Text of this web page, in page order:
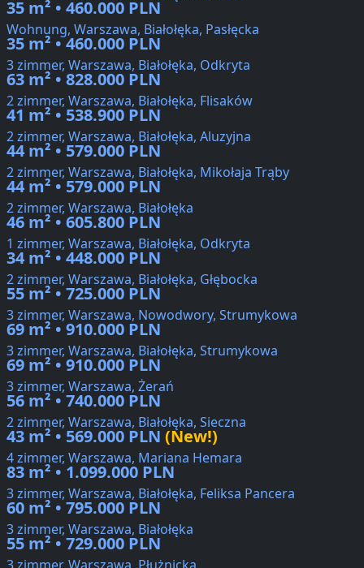
35 m² • 460.000 PLN
Wohnung, Warszawa, Białołęka, Pasłęcka
35 m² • 460.000 PLN
3 zimmer, Warszawa, Białołęka, Odkryta
63 m² • 828.000 PLN
2 zimmer, Warszawa, Białołęka, Flisaków
41 m² • 538.900 PLN
2 zimmer, Warszawa, Białołęka, Aluzyjna
44 m² • 579.000 PLN
2 zimmer, Warszawa, Białołęka, Mikołaja Trąby
44 m² • 579.000 PLN
2 zimmer, Warszawa, Białołęka
46 m² • 605.800 PLN
1 zimmer, Warszawa, Białołęka, Odkryta
34 m² • 448.000 PLN
2 zimmer, Warszawa, Białołęka, Głębocka
55 m² • 725.000 PLN
3 zimmer, Warszawa, Nowodwory, Strumykowa
69 m² • 910.000 PLN
3 zimmer, Warszawa, Białołęka, Strumykowa
69 m² • 910.000 PLN
3 zimmer, Warszawa, Żerań
56 m² • 740.000 PLN
2 zimmer, Warszawa, Białołęka, Sieczna
43 m² • 569.000 PLN (New!)
4 zimmer, Warszawa, Mariana Hemara
83 m² • 1.099.000 PLN
3 zimmer, Warszawa, Białołęka, Feliksa Pancera
60 m² • 795.000 PLN
3 zimmer, Warszawa, Białołęka
55 m² • 729.000 PLN